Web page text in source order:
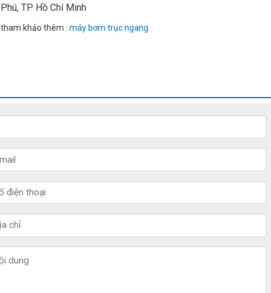
Phú, TP Hồ Chí Minh
tham khảo thêm : máy bơm trục ngang